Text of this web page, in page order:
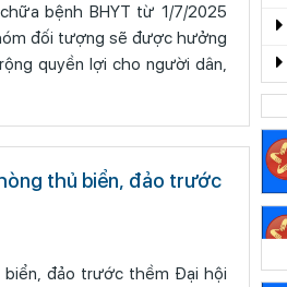
bệnh BHYT từ 1/7/2025
đối tượng sẽ được hưởng
quyền lợi cho người dân,
thủ biển, đảo trước
biển, đảo trước thềm Đại hội